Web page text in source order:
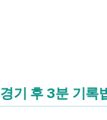
경기 후 3분 기록